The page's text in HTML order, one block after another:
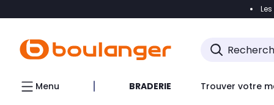
Accéder
Menu BRADERIE Trouver votre